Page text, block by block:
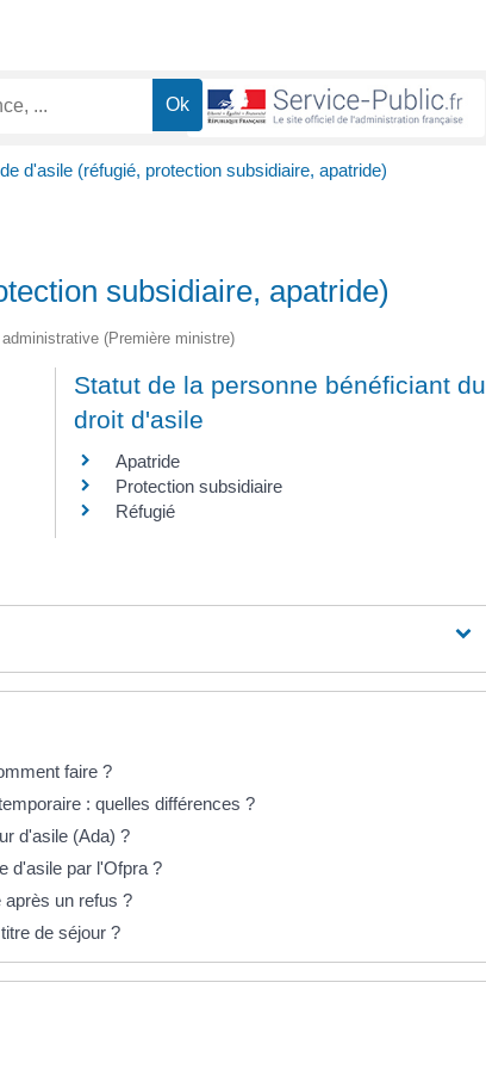
d'asile (réfugié, protection subsidiaire, apatride)
subsidiaire, apatride)
(Première ministre)
Statut de la personne bénéficiant du
droit d'asile
Apatride
Protection subsidiaire
Réfugié
faire ?
: quelles différences ?
d'asile (Ada) ?
d'asile par l'Ofpra ?
après un refus ?
de séjour ?